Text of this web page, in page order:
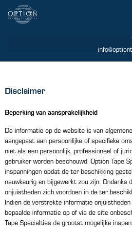
Disclaimer
Beperking van aansprakelijkheid
De informatie op de website is van
aangepast aan persoonlijke of specifieke
niet als een persoonlijk, professioneel of
gebruiker worden beschouwd. Option Tape
inspanningen opdat de ter beschikking
nauwkeurig en bijgewerkt zou zijn. Ondanks
onjuistheden zich voordoen in de ter
Indien de verstrekte informatie
bepaalde informatie op of via de site
Tape Specialties de grootst mogelijke